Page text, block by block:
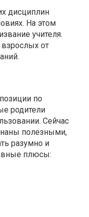
дисциплин
На этом
учителя.
от
по
родители
Сейчас
полезными,
разумно и
плюсы: